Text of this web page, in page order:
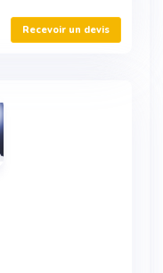
Recevoir un devis